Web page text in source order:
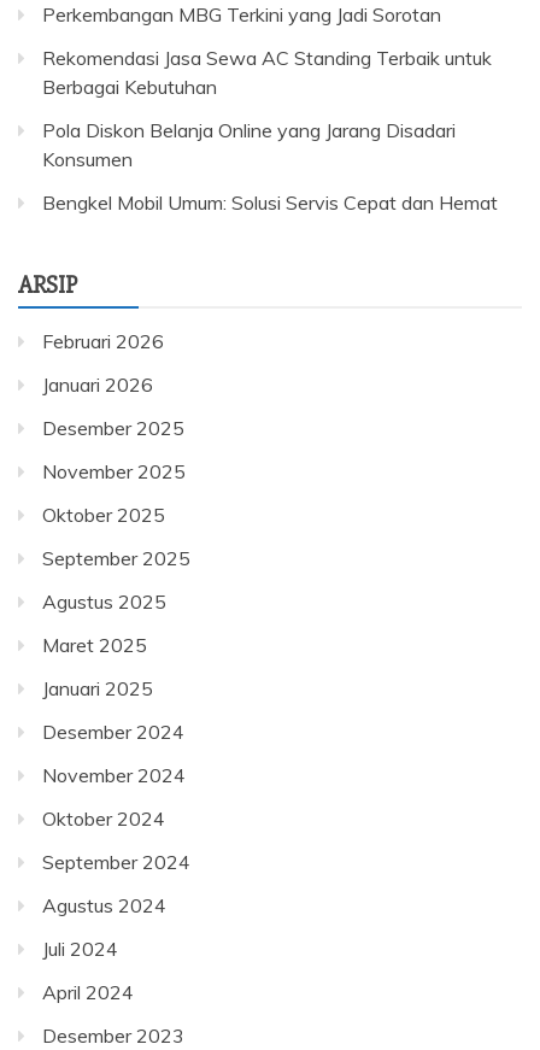
Perkembangan MBG Terkini yang Jadi Sorotan
Rekomendasi Jasa Sewa AC Standing Terbaik untuk
Berbagai Kebutuhan
Pola Diskon Belanja Online yang Jarang Disadari
Konsumen
Bengkel Mobil Umum: Solusi Servis Cepat dan Hemat
ARSIP
Februari 2026
Januari 2026
Desember 2025
November 2025
Oktober 2025
September 2025
Agustus 2025
Maret 2025
Januari 2025
Desember 2024
November 2024
Oktober 2024
September 2024
Agustus 2024
Juli 2024
April 2024
Desember 2023